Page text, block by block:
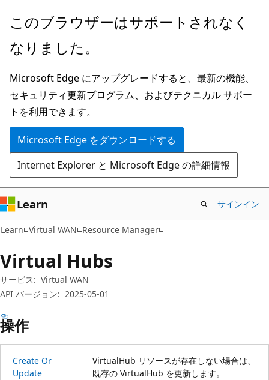
メ
ン
ン
テ
ン
ツ
に
ス
キ
ッ
プ
ペ
ジ
ナ
ビ
ゲ
ー
シ
ョ
ン
に
ス
キ
ッ
プ
このブラウザーはサポートされなく
なりました。
Microsoft Edge にアップグレードすると、最新の機能、
セキュリティ更新プログラム、およびテクニカル サポー
トを利用できます。
Microsoft Edge をダウンロードする
Internet Explorer と Microsoft Edge の詳細情報
Learn サインイン
Learn Virtual WAN Resource Manager
Virtual Hubs
サービス: Virtual WAN
API バージョン: 2025-05-01
操作
Create Or
Update
VirtualHub リソースが存在しない場合は、
既存の VirtualHub を更新します。